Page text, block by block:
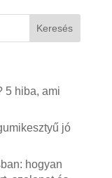
5 hiba, ami
jó
hogyan